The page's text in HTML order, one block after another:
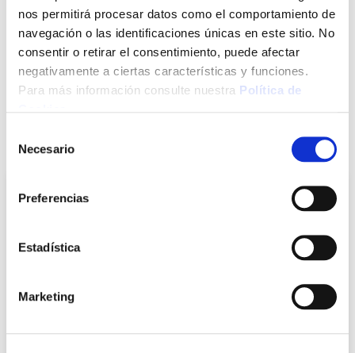
nos permitirá procesar datos como el comportamiento de
navegación o las identificaciones únicas en este sitio. No
consentir o retirar el consentimiento, puede afectar
negativamente a ciertas características y funciones.
Para más información consulte nuestra Política de
Necesario
Preferencias
Estadística
Marketing
Introduce tu e-mail y te avisaremos si el artículo vuelve a
estar disponible.
Avisarme
También te puede interesar